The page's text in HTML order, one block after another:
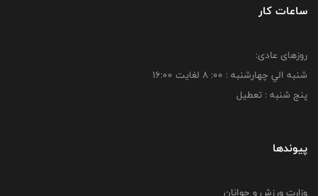
ساعات کار
روزهای عادی:
شنبه الي چهارشنبه : 00: 8 لغايت 16:00
پنج شنبه : تعطیل
پیوندها
وزارت ورزش و جوانان